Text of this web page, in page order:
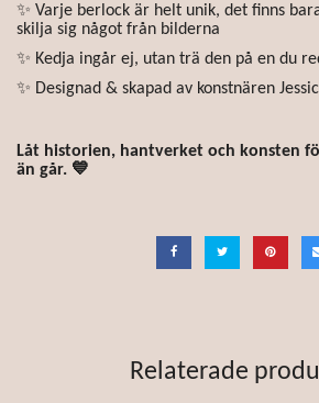
✨ Varje berlock är helt unik, det finns
skilja sig något från bilderna
✨ Kedja ingår ej, utan trä den på en du
✨ Designad & skapad av konstnären
Låt historien, hantverket och konsten
än går. 💙
Relaterade